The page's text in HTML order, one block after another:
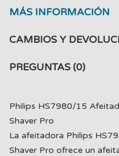
MÁS INFORMACIÓN
CAMBIOS Y
PREGUNTAS (0)
Philips HS7980/15
Shaver Pro
La afeitadora Philips
Shaver Pro ofrece un